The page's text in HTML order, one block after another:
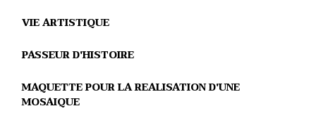
VIE ARTISTIQUE
PASSEUR D'HISTOIRE
MAQUETTE POUR LA REALISATION D'UNE
MOSAIQUE